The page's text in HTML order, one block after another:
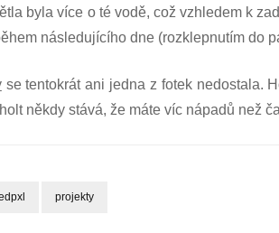
byla více o té vodě, což vzhledem k
následujícího dne (rozklepnutím do
se tentokrát ani jedna z fotek nedostala.
někdy stává, že máte víc nápadů než
projekty